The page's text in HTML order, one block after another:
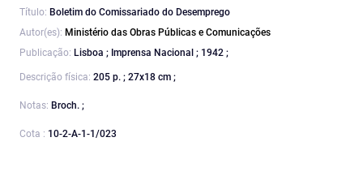
Título: Boletim do Comissariado do Desemprego
Autor(es): Ministério das Obras Públicas e Comunicações
Publicação: Lisboa ; Imprensa Nacional ; 1942 ;
Descrição física: 205 p. ; 27x18 cm ;
Notas: Broch. ;
Cota : 10-2-A-1-1/023